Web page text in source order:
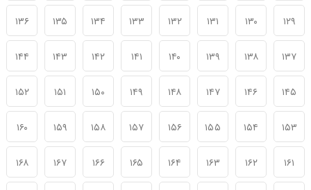
۱۲۹ ۱۳۰ ۱۳۱ ۱۳۲ ۱۳۳ ۱۳۴ ۱۳۵ ۱۳۶
۱۳۷ ۱۳۸ ۱۳۹ ۱۴۰ ۱۴۱ ۱۴۲ ۱۴۳ ۱۴۴
۱۴۵ ۱۴۶ ۱۴۷ ۱۴۸ ۱۴۹ ۱۵۰ ۱۵۱ ۱۵۲
۱۵۳ ۱۵۴ ۱۵۵ ۱۵۶ ۱۵۷ ۱۵۸ ۱۵۹ ۱۶۰
۱۶۱ ۱۶۲ ۱۶۳ ۱۶۴ ۱۶۵ ۱۶۶ ۱۶۷ ۱۶۸